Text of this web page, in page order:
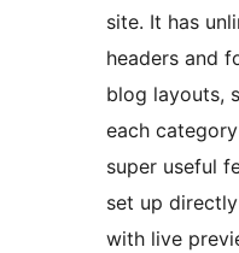
site. It has
headers and
blog layouts,
each
super useful
set up
with live